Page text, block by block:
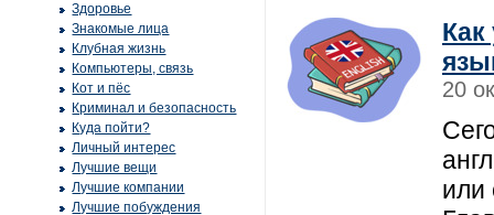
Здоровье
Знакомые лица
Клубная жизнь
Компьютеры, связь
Кот и пёс
Криминал и безопасность
Куда пойти?
Личный интерес
Лучшие вещи
Лучшие компании
Лучшие побуждения
Как
20
или